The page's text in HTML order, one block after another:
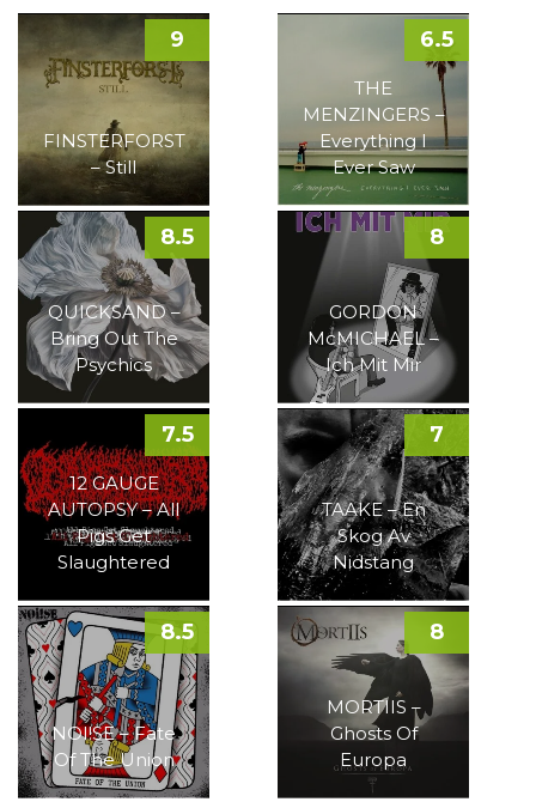
FINSTERFORST
– Still
9
THE
MENZINGERS –
Everything I
Ever Saw
6.5
QUICKSAND –
Bring Out The
Psychics
8.5
GORDON
McMICHAEL –
Ich Mit Mir
8
12 GAUGE
AUTOPSY – All
Pigs Get
Slaughtered
7.5
TAAKE – En
Skog Av
Nidstang
7
NOI!SE – Fate
Of The Union
8.5
MORTIIS –
Ghosts Of
Europa
8